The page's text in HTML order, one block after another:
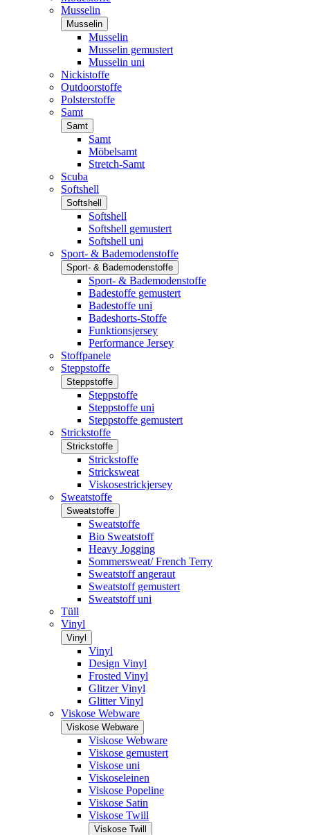
Musselin
Musselin
Musselin
Musselin gemustert
Musselin uni
Nickistoffe
Outdoorstoffe
Polsterstoffe
Samt
Samt
Samt
Möbelsamt
Stretch-Samt
Scuba
Softshell
Softshell
Softshell
Softshell gemustert
Softshell uni
Sport- & Bademodenstoffe
Sport- & Bademodenstoffe
Sport- & Bademodenstoffe
Badestoffe gemustert
Badestoffe uni
Badeshorts-Stoffe
Funktionsjersey
Performance Jersey
Stoffpanele
Steppstoffe
Steppstoffe
Steppstoffe
Steppstoffe uni
Steppstoffe gemustert
Strickstoffe
Strickstoffe
Strickstoffe
Stricksweat
Viskosestrickjersey
Sweatstoffe
Sweatstoffe
Sweatstoffe
Bio Sweatstoff
Heavy Jogging
Sommersweat/ French Terry
Sweatstoff angeraut
Sweatstoff gemustert
Sweatstoff uni
Tüll
Vinyl
Vinyl
Vinyl
Design Vinyl
Frosted Vinyl
Glitzer Vinyl
Glitter Vinyl
Viskose Webware
Viskose Webware
Viskose Webware
Viskose gemustert
Viskose uni
Viskoseleinen
Viskose Popeline
Viskose Satin
Viskose Twill
Viskose Twill